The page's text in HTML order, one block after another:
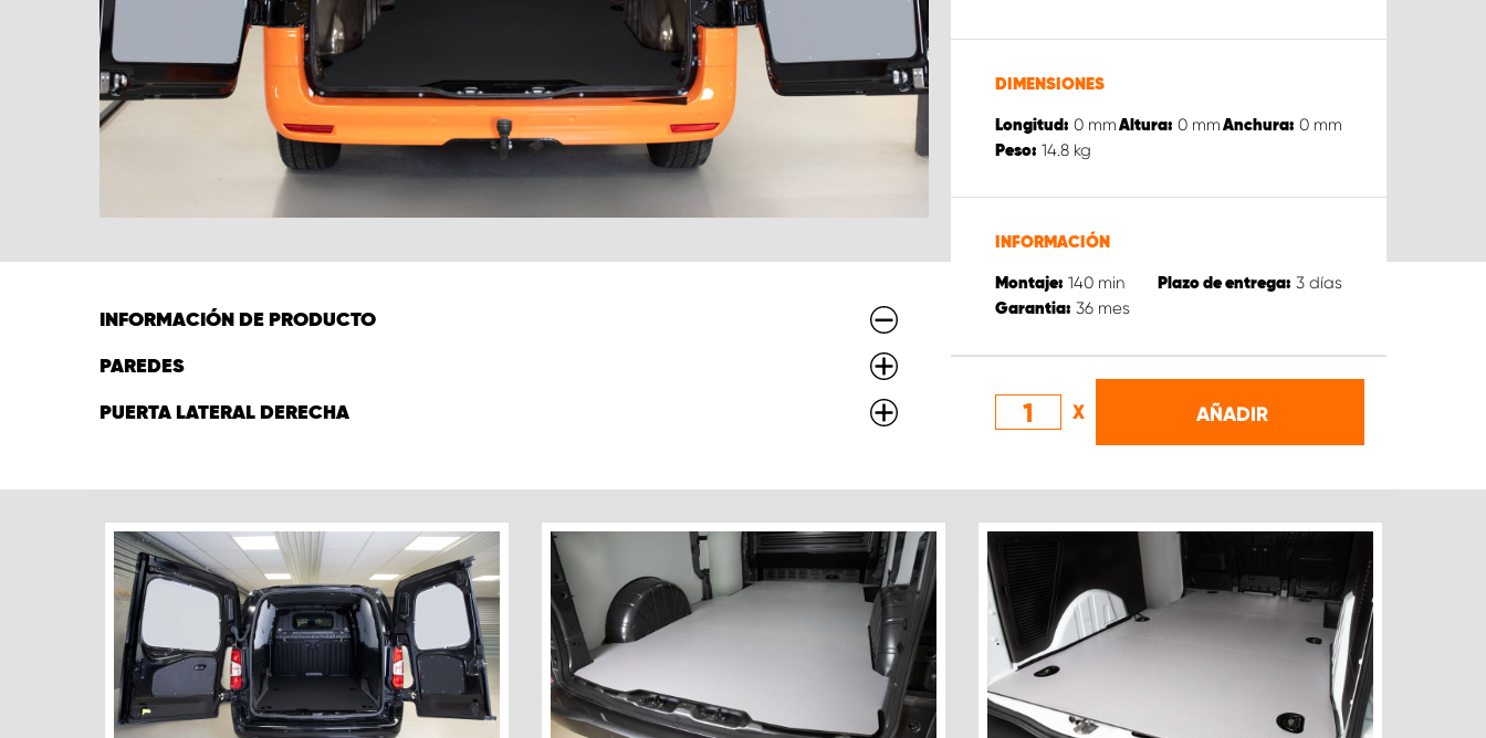
DIMENSIONES
Longitud: 0 mm Altura: 0 mm Anchura: 0 mm
Peso: 14.8 kg
INFORMACIÓN
Montaje: 140 min Plazo de entrega: 3 días
Garantia: 36 mes
X AÑADIR
INFORMACIÓN DE PRODUCTO
PAREDES
PUERTA LATERAL DERECHA